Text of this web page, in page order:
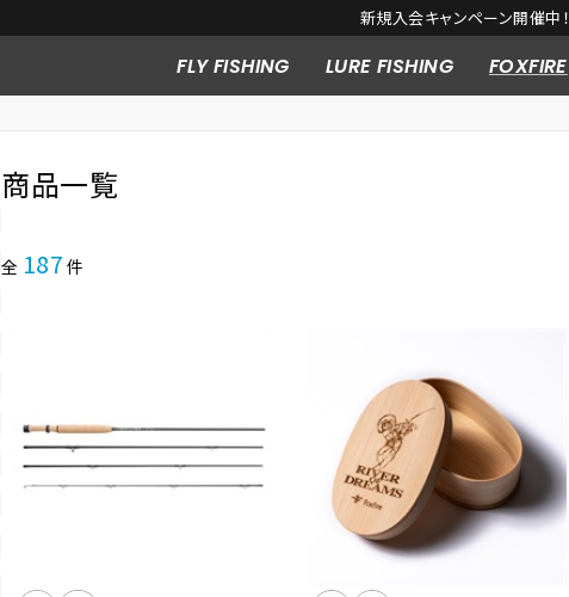
新規入会キャンペーン開催中！
FLY FISHING LURE FISHING FOXFIRE
商品一覧
全 187 件